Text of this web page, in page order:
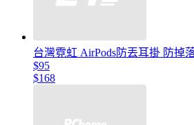
台灣霓虹 AirPods防丟耳掛 防掉
$95
$168